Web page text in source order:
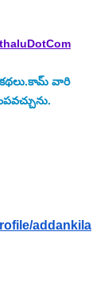
వారి
addankila